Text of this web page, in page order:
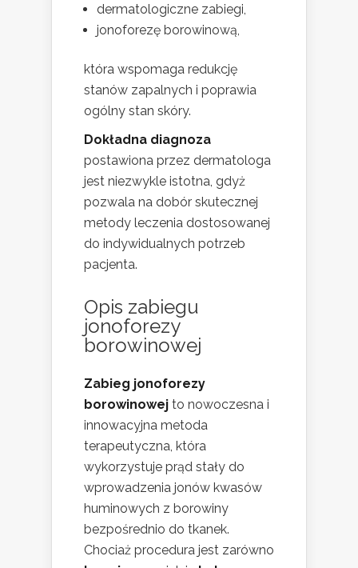
dermatologiczne zabiegi,
jonoforezę borowinową,
która wspomaga redukcję
stanów zapalnych i poprawia
ogólny stan skóry.
Dokładna diagnoza
postawiona przez dermatologa
jest niezwykle istotna, gdyż
pozwala na dobór skutecznej
metody leczenia dostosowanej
do indywidualnych potrzeb
pacjenta.
Opis zabiegu
jonoforezy
borowinowej
Zabieg jonoforezy
borowinowej to nowoczesna i
innowacyjna metoda
terapeutyczna, która
wykorzystuje prąd stały do
wprowadzenia jonów kwasów
huminowych z borowiny
bezpośrednio do tkanek.
Chociaż procedura jest zarówno